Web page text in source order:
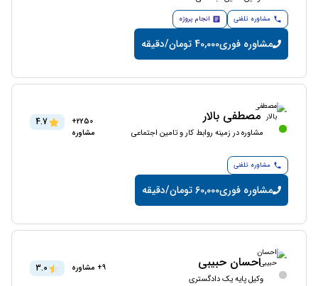
مشاوره تلفنی انجام پروژه
مشاوره فوری40,000 تومان/دقیقه
مصطفی بالار
مشاوره در زمینه روابط کار و تامین اجتماعی
2250+
مشاوره
4.7
مشاوره تلفنی
مشاوره فوری60,000 تومان/دقیقه
احسان حبیبی
وکیل پایه یک دادگستری
9+ مشاوره 3.0